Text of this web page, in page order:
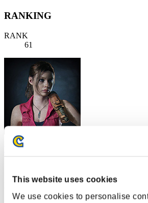
This website uses cookies
We use cookies to personalise
RANKING
RANK
61
broly965
RANK
62